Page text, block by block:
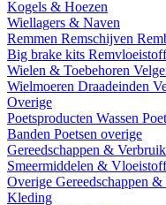
Kogels & Hoezen
Wiellagers & Naven
Remmen Remschijven
Big brake kits
Wielen & Toebehoren
Wielmoeren Draadeinden
Overige
Poetsproducten Wassen
Banden Poetsen overige
Gereedschappen &
Smeermiddelen &
Overige Gereedschappen
Kleding